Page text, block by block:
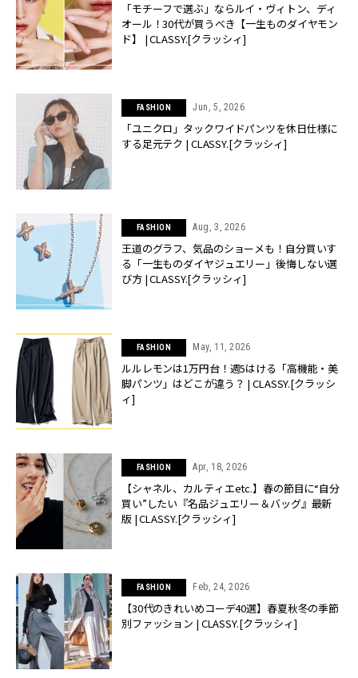
「モチーフで選ぶ」ならルイ・ヴィトン、ディ
オール！30代が買うべき【一生ものダイヤモン
ド】 | CLASSY.[クラッシィ]
FASHION Jun, 5, 2026
「ユニクロ」タックワイドパンツを休日仕様に
する足元テク | CLASSY.[クラッシィ]
FASHION Aug, 3, 2026
王道のグラフ、気品のショーメも！自分買いす
る「一生ものダイヤジュエリー」後悔しない選
び方 | CLASSY.[クラッシィ]
FASHION May, 11, 2026
ルルレモンは1万円台！週5はける「高機能・美
脚パンツ」はどこが違う？ | CLASSY.[クラッシ
ィ]
FASHION Apr, 18, 2026
【シャネル、カルティエetc.】春の節目に“自分
買い”したい『名品ジュエリー＆バッグ』最新
版 | CLASSY.[クラッシィ]
FASHION Feb, 24, 2026
【30代のきれいめコーデ40選】春夏秋冬の季節
別ファッション | CLASSY.[クラッシィ]